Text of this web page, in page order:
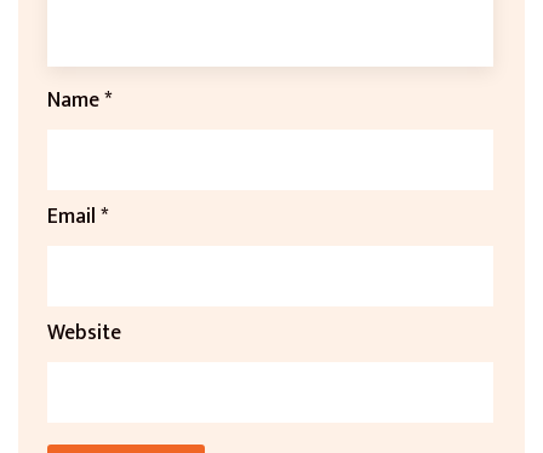
Name*
Email*
Website